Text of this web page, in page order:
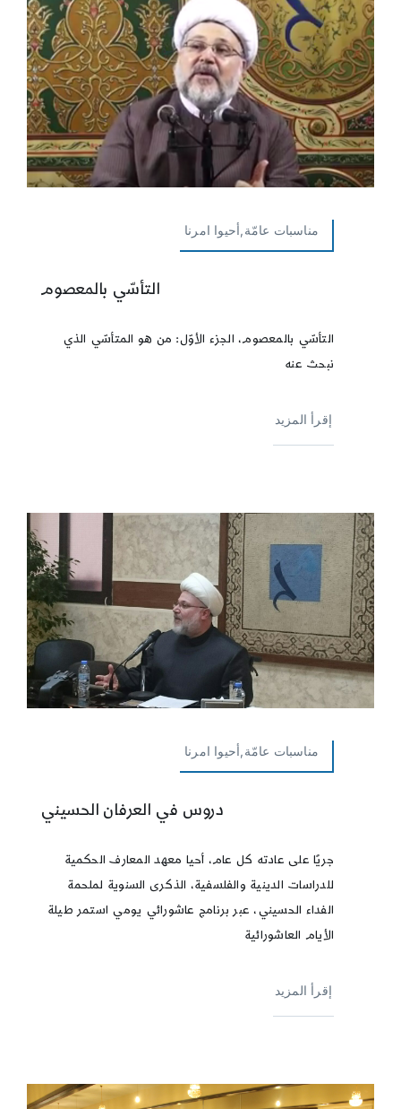
مناسبات عامّة,أحيوا امرنا
التأسّي بالمعصوم
التأسّي بالمعصوم، الجزء الأوّل: من هو المتأسّي الذي
نبحث عنه
إقرأ المزيد
مناسبات عامّة,أحيوا امرنا
دروس في العرفان الحسيني
جريًا على عادته كل عام، أحيا معهد المعارف الحكمية
للدراسات الدينية والفلسفية، الذكرى السنوية لملحمة
الفداء الحسيني، عبر برنامج عاشورائي يومي استمر طيلة
الأيام العاشورائية
إقرأ المزيد